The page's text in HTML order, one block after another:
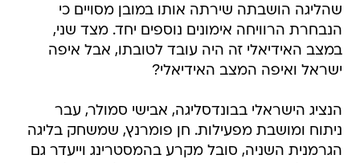
שהליגה הושבתה שירתה אותו במובן מסויים כי
הנבחרת הרוויחה אימונים נוספים יחד. מצד שני,
במצב האידיאלי זה היה עובד לטובתו, אבל איפה
ישראל ואיפה המצב האידיאלי?
הנציג הישראלי בבונדסליגה, אבישי סמולר, עבר
ניתוח ומושבת מפעילות. חן פומרנץ, שמשחק בליגה
הגרמנית השניה, סובל מקרע בהמסטרינג וייעדר גם